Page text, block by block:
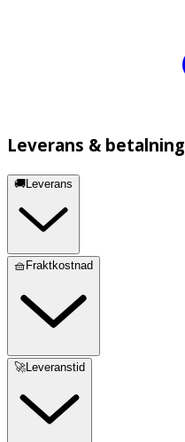
Leverans & betalning
🚚Leverans
🧺Fraktkostnad
🚀Leveranstid